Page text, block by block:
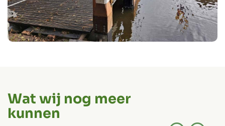
Wat wij nog meer
kunnen